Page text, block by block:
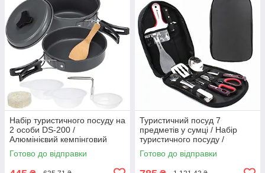
Набір туристичного посуду на
2 особи DS-200 /
Алюмінієвий кемпінговий
набір посуду / Похідний
посуд
Готово до відправки
Туристичний посуд 7
предметів у сумці / Набір
туристичного посуду /
Кухонне приладдя для
кемпінгу
Готово до відправки